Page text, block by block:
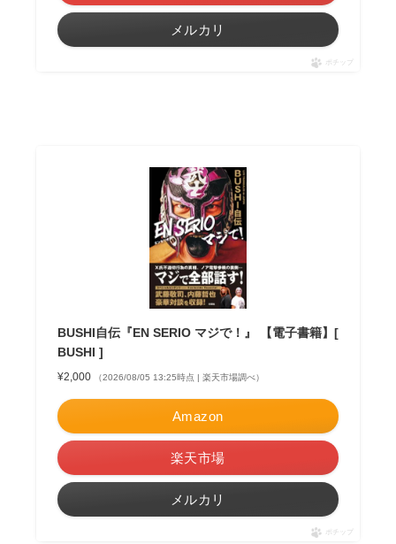
メルカリ
ポチップ
BUSHI自伝『EN SERIO マジで！』 【電子書籍】[
BUSHI ]
¥2,000 （2026/08/05 13:25時点 | 楽天市場調べ）
Amazon
楽天市場
メルカリ
ポチップ